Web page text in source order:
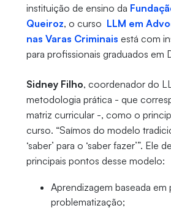
instituição de ensino da
Queiroz, o curso LLM em
nas Varas Criminais está com
para profissionais graduados em
Sidney Filho, coordenador do
metodologia prática - que
matriz curricular -, como o
curso. “Saímos do modelo
‘saber’ para o ‘saber fazer’”. Ele
principais pontos desse modelo:
Aprendizagem baseada em
problematização;